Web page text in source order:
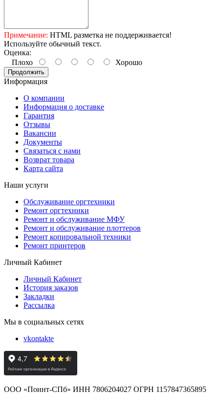
Примечание: HTML разметка не поддерживается!
Используйте обычный текст.
Оценка:
Плохо
Хорошо
Продолжить
Информация
О компании
Информация о доставке
Гарантия
Отзывы
Вакансии
Документы
Связаться с нами
Возврат товара
Карта сайта
Наши услуги
Обслуживание оргтехники
Ремонт оргтехники
Ремонт и обслуживание МФУ
Ремонт и обслуживание плоттеров
Ремонт копировальной техники
Ремонт принтеров
Личный Кабинет
Личный Кабинет
История заказов
Закладки
Рассылка
Мы в социальных сетях
vkontakte
ООО «Поинт-СПб» ИНН 7806204027 ОГРН 1157847365895